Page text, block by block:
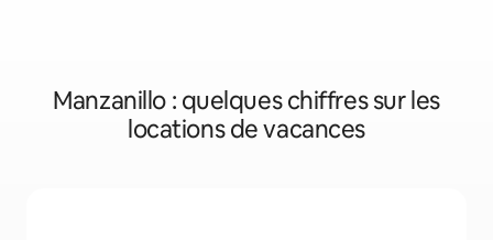
Manzanillo : quelques chiffres sur les
locations de vacances